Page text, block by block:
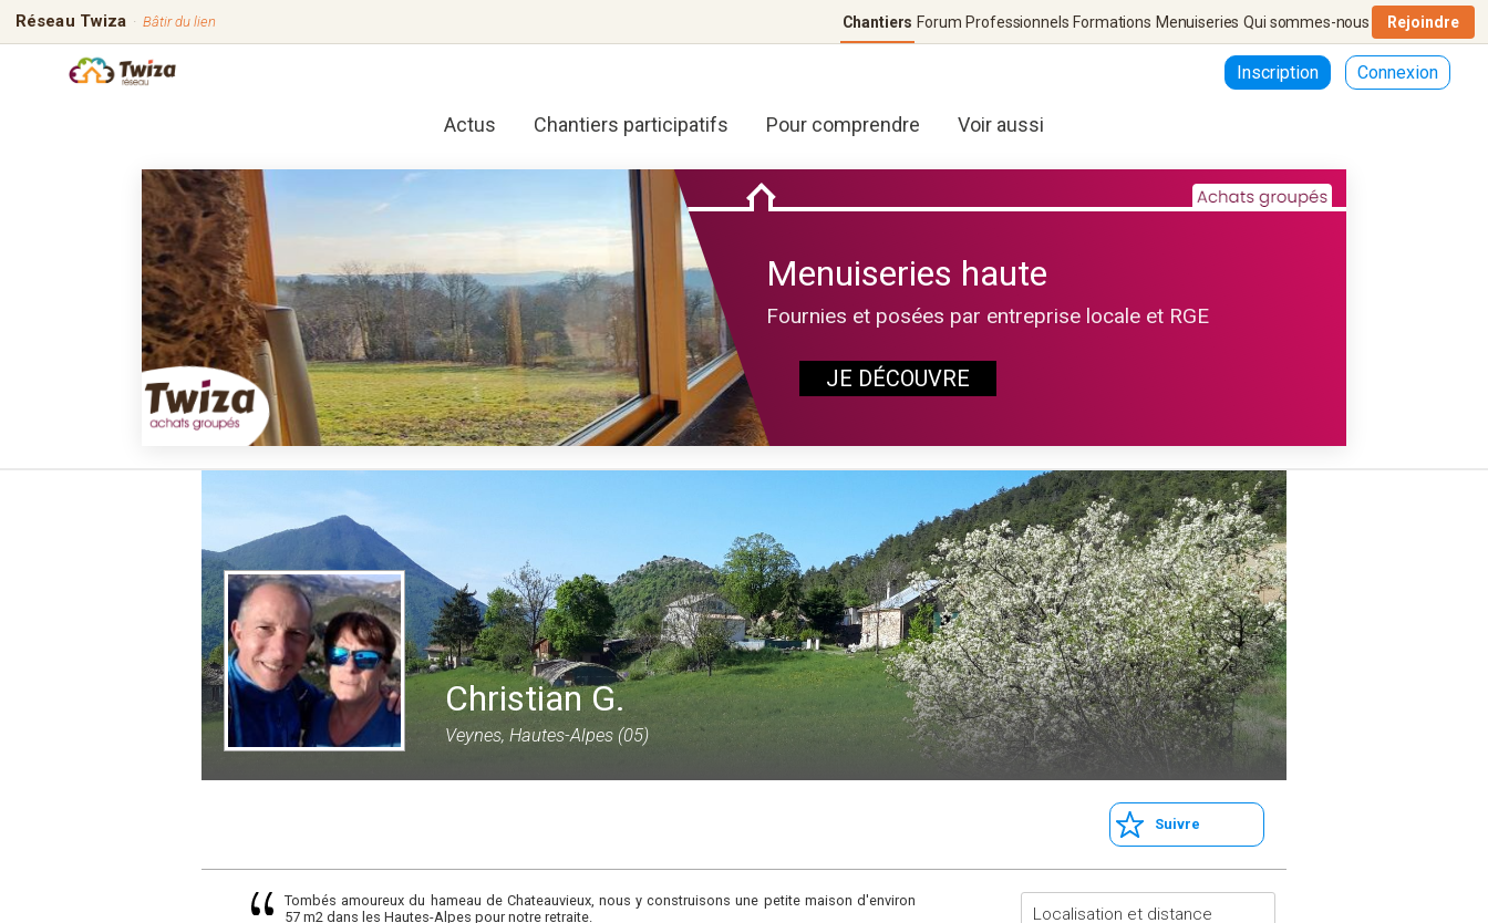
Réseau Twiza · Bâtir du lien Chantiers Forum Professionnels Formations Menuiseries Qui sommes-nous Rejoindre
Inscription Connexion
Actus Chantiers participatifs Pour comprendre Voir aussi
Menuiseries haute
Fournies et posées par entreprise locale et RGE
JE DÉCOUVRE
Christian G.
Veynes, Hautes-Alpes (05)
Suivre
Tombés amoureux du hameau de Chateauvieux, nous y construisons une petite maison d'environ
57 m2 dans les Hautes-Alpes pour notre retraite.
Localisation et distance